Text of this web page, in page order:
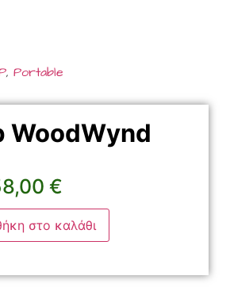
, Portable
WoodWynd
€
στο καλάθι